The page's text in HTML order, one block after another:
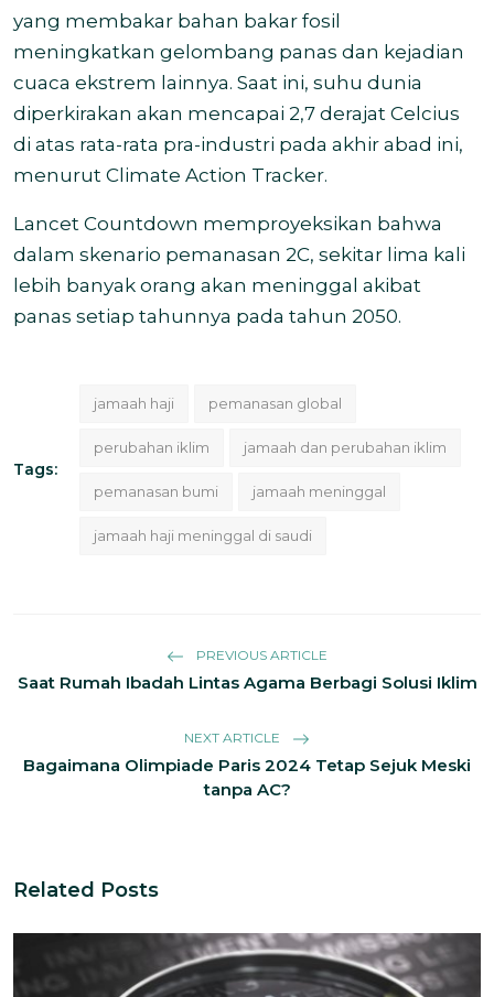
yang membakar bahan bakar fosil
meningkatkan gelombang panas dan kejadian
cuaca ekstrem lainnya. Saat ini, suhu dunia
diperkirakan akan mencapai 2,7 derajat Celcius
di atas rata-rata pra-industri pada akhir abad ini,
menurut Climate Action Tracker.
Lancet Countdown memproyeksikan bahwa
dalam skenario pemanasan 2C, sekitar lima kali
lebih banyak orang akan meninggal akibat
panas setiap tahunnya pada tahun 2050.
Tags:
jamaah haji pemanasan global
perubahan iklim jamaah dan perubahan iklim
pemanasan bumi jamaah meninggal
jamaah haji meninggal di saudi
PREVIOUS ARTICLE
Saat Rumah Ibadah Lintas Agama Berbagi Solusi Iklim
NEXT ARTICLE
Bagaimana Olimpiade Paris 2024 Tetap Sejuk Meski
tanpa AC?
Related Posts